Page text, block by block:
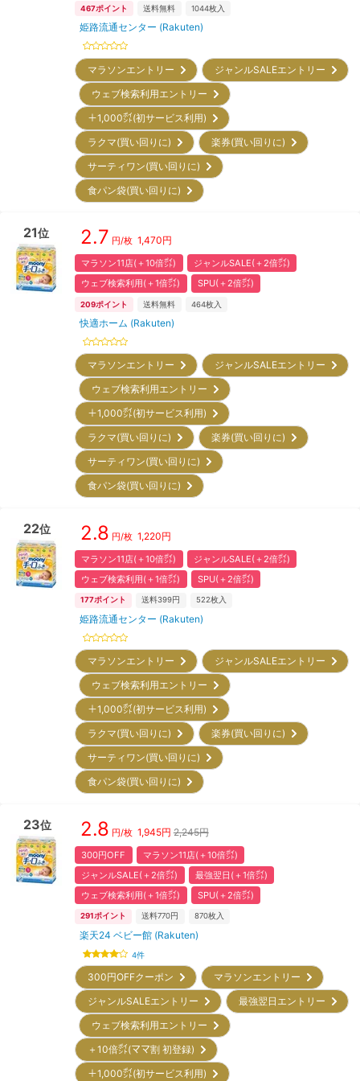
467ポイント 送料無料 1044枚入
姫路流通センター (Rakuten)
マラソンエントリー
ジャンルSALEエントリー
ウェブ検索利用エントリー
＋1,000㌽(初サービス利用)
ラクマ(買い回りに)
楽券(買い回りに)
サーティワン(買い回りに)
食パン袋(買い回りに)
21位 2.7 円/枚 1,470円
マラソン11店(＋10倍㌽)
ジャンルSALE(＋2倍㌽)
ウェブ検索利用(＋1倍㌽)
SPU(＋2倍㌽)
209ポイント 送料無料 464枚入
快適ホーム (Rakuten)
マラソンエントリー
ジャンルSALEエントリー
ウェブ検索利用エントリー
＋1,000㌽(初サービス利用)
ラクマ(買い回りに)
楽券(買い回りに)
サーティワン(買い回りに)
食パン袋(買い回りに)
22位 2.8 円/枚 1,220円
マラソン11店(＋10倍㌽)
ジャンルSALE(＋2倍㌽)
ウェブ検索利用(＋1倍㌽)
SPU(＋2倍㌽)
177ポイント 送料399円 522枚入
姫路流通センター (Rakuten)
マラソンエントリー
ジャンルSALEエントリー
ウェブ検索利用エントリー
＋1,000㌽(初サービス利用)
ラクマ(買い回りに)
楽券(買い回りに)
サーティワン(買い回りに)
食パン袋(買い回りに)
23位 2.8 円/枚 1,945円 2,245円
300円OFF
マラソン11店(＋10倍㌽)
ジャンルSALE(＋2倍㌽)
最強翌日(＋1倍㌽)
ウェブ検索利用(＋1倍㌽)
SPU(＋2倍㌽)
291 ポイント 送料770円 870枚入
楽天24 ベビー館 (Rakuten)
4件
300円OFFクーポン
マラソンエントリー
ジャンルSALEエントリー
最強翌日エントリー
ウェブ検索利用エントリー
＋10倍㌽(ママ割 初登録)
＋1,000㌽(初サービス利用)